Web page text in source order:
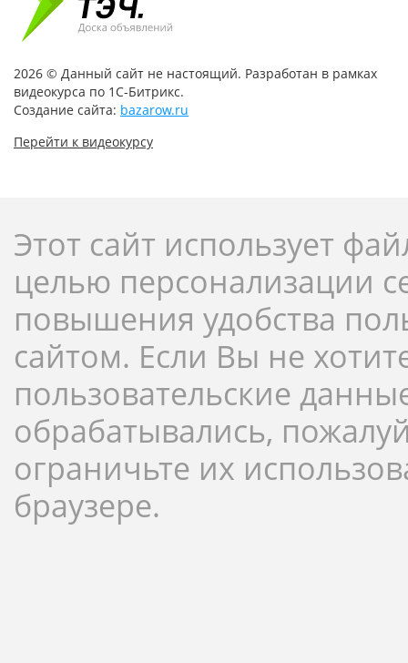
2026 © Данный сайт не настоящий. Разработан в рамках
видеокурса по 1С-Битрикс.
Создание сайта: bazarow.ru
Перейти к видеокурсу
Этот сайт использует
целью персонализации
повышения удобства
сайтом. Если Вы не
пользовательские
обрабатывались,
ограничьте их
браузере.